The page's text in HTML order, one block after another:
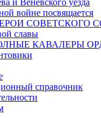
и Веневского уезда
войне посвящается
СОВЕТСКОГО
славы
КАВАЛЕРЫ
справочник